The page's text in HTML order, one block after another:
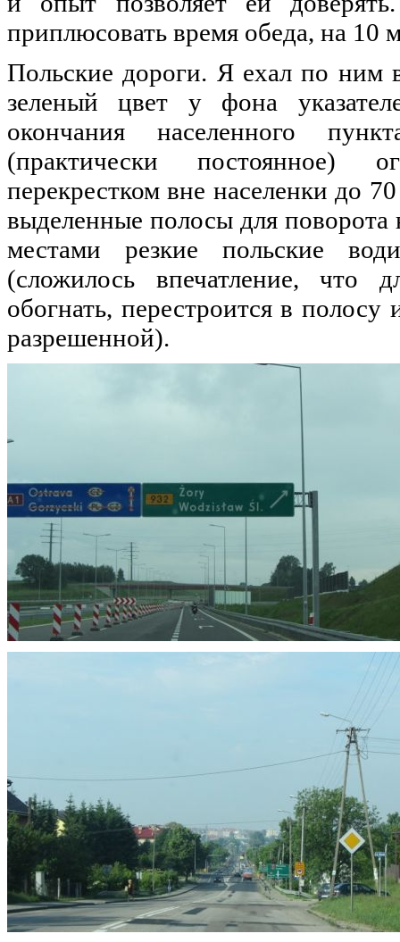
приплюсовать время обеда, на 10
Польские дороги. Я ехал по ним
зеленый
цвет у фона
окончания населенного
(практически постоянное)
перекрестком вне населенки до
выделенные полосы для поворота
местами
резкие польские
(сложилось впечатление, что
обогнать, перестроитсявполосу
разрешенной).